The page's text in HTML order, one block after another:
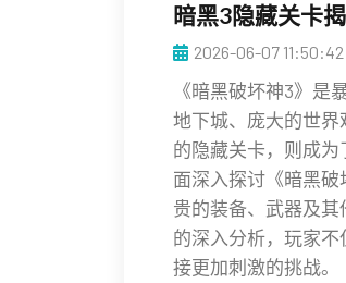
暗黑3隐藏关卡
2026-06-07 11:50:42
《暗黑破坏神3》是
地下城、庞大的世
的隐藏关卡，则成
面深入探讨《暗黑
贵的装备、武器及
的深入分析，玩家
接更加刺激的挑战。